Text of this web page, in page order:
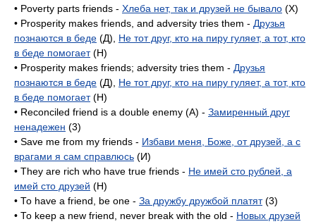
• Poverty parts friends - Хлеба нет, так и друзей не бывало (X)
• Prosperity makes friends, and adversity tries them - Друзья
познаются в беде (Д), Не тот друг, кто на пиру гуляет, а тот, кто
в беде помогает(H)
• Prosperity makes friends; adversity tries them - Друзья
познаются в беде (Д), Не тот друг, кто на пиру гуляет, а тот, кто
в беде помогает(H)
• Reconciled friend is a double enemy (A) - Замиренный друг
ненадежен (3)
• Save me from my friends - Избави меня, Боже, от друзей, а с
врагами я сам справлюсь (И)
• They are rich who have true friends - Не имей сто рублей, а
имей сто друзей (H)
• То have a friend, be one - За дружбу дружбой платят(3)
• То keep a new friend, never break with the old - Новых друзей